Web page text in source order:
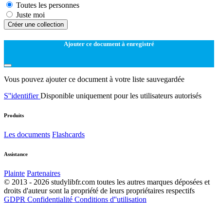
Toutes les personnes
Juste moi
Créer une collection
Ajouter ce document à enregistré
Vous pouvez ajouter ce document à votre liste sauvegardée
S''identifierDisponible uniquement pour les utilisateurs autorisés
Produits
Les documents Flashcards
Assistance
Plainte Partenaires
© 2013 - 2026 studylibfr.com toutes les autres marques déposées et
droits d'auteur sont la propriété de leurs propriétaires respectifs
GDPR Confidentialité Conditions d''utilisation